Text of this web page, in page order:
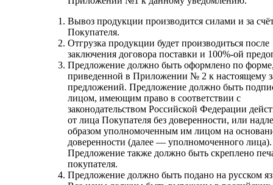
Вывоз продукции производится силами и за
Покупателя.
Отгрузка продукции будет производиться после
заключения договора поставки и 100%-ой
Предложение должно быть оформлено по
приведенной в Приложении № 2 к настоящему
предложений. Предложение должно быть
лицом, имеющим право в соответствии с
законодательством Российской Федерации
от лица Покупателя без доверенности, или
образом уполномоченным им лицом на
доверенности (далее — уполномоченного лица).
Предложение также должно быть скреплено
покупателя.
Предложение должно быть подано на русском